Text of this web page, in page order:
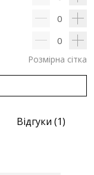
0
0
Розмірна сітка
Відгуки (1)